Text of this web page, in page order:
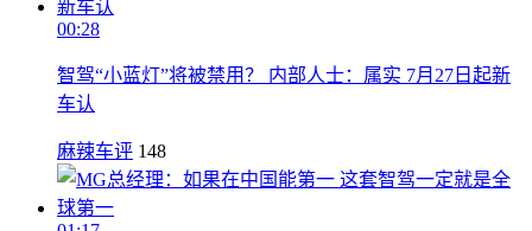
00:28
智驾“小蓝灯”将被禁用？ 内部人士：属实 7月27日起新
车认
麻辣车评 148